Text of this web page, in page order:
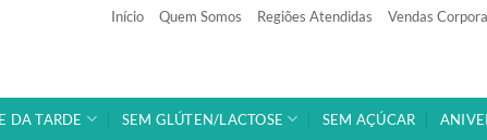
Início Quem Somos Regiões Atendidas Vendas
DA TARDE SEM GLÚTEN/LACTOSE SEM AÇÚCAR